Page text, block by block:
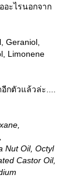
ะไรนอกจาก
Geraniol,
Limonene
กตัวแล้วล่ะ....
Nut Oil, Octyl
Castor Oil,